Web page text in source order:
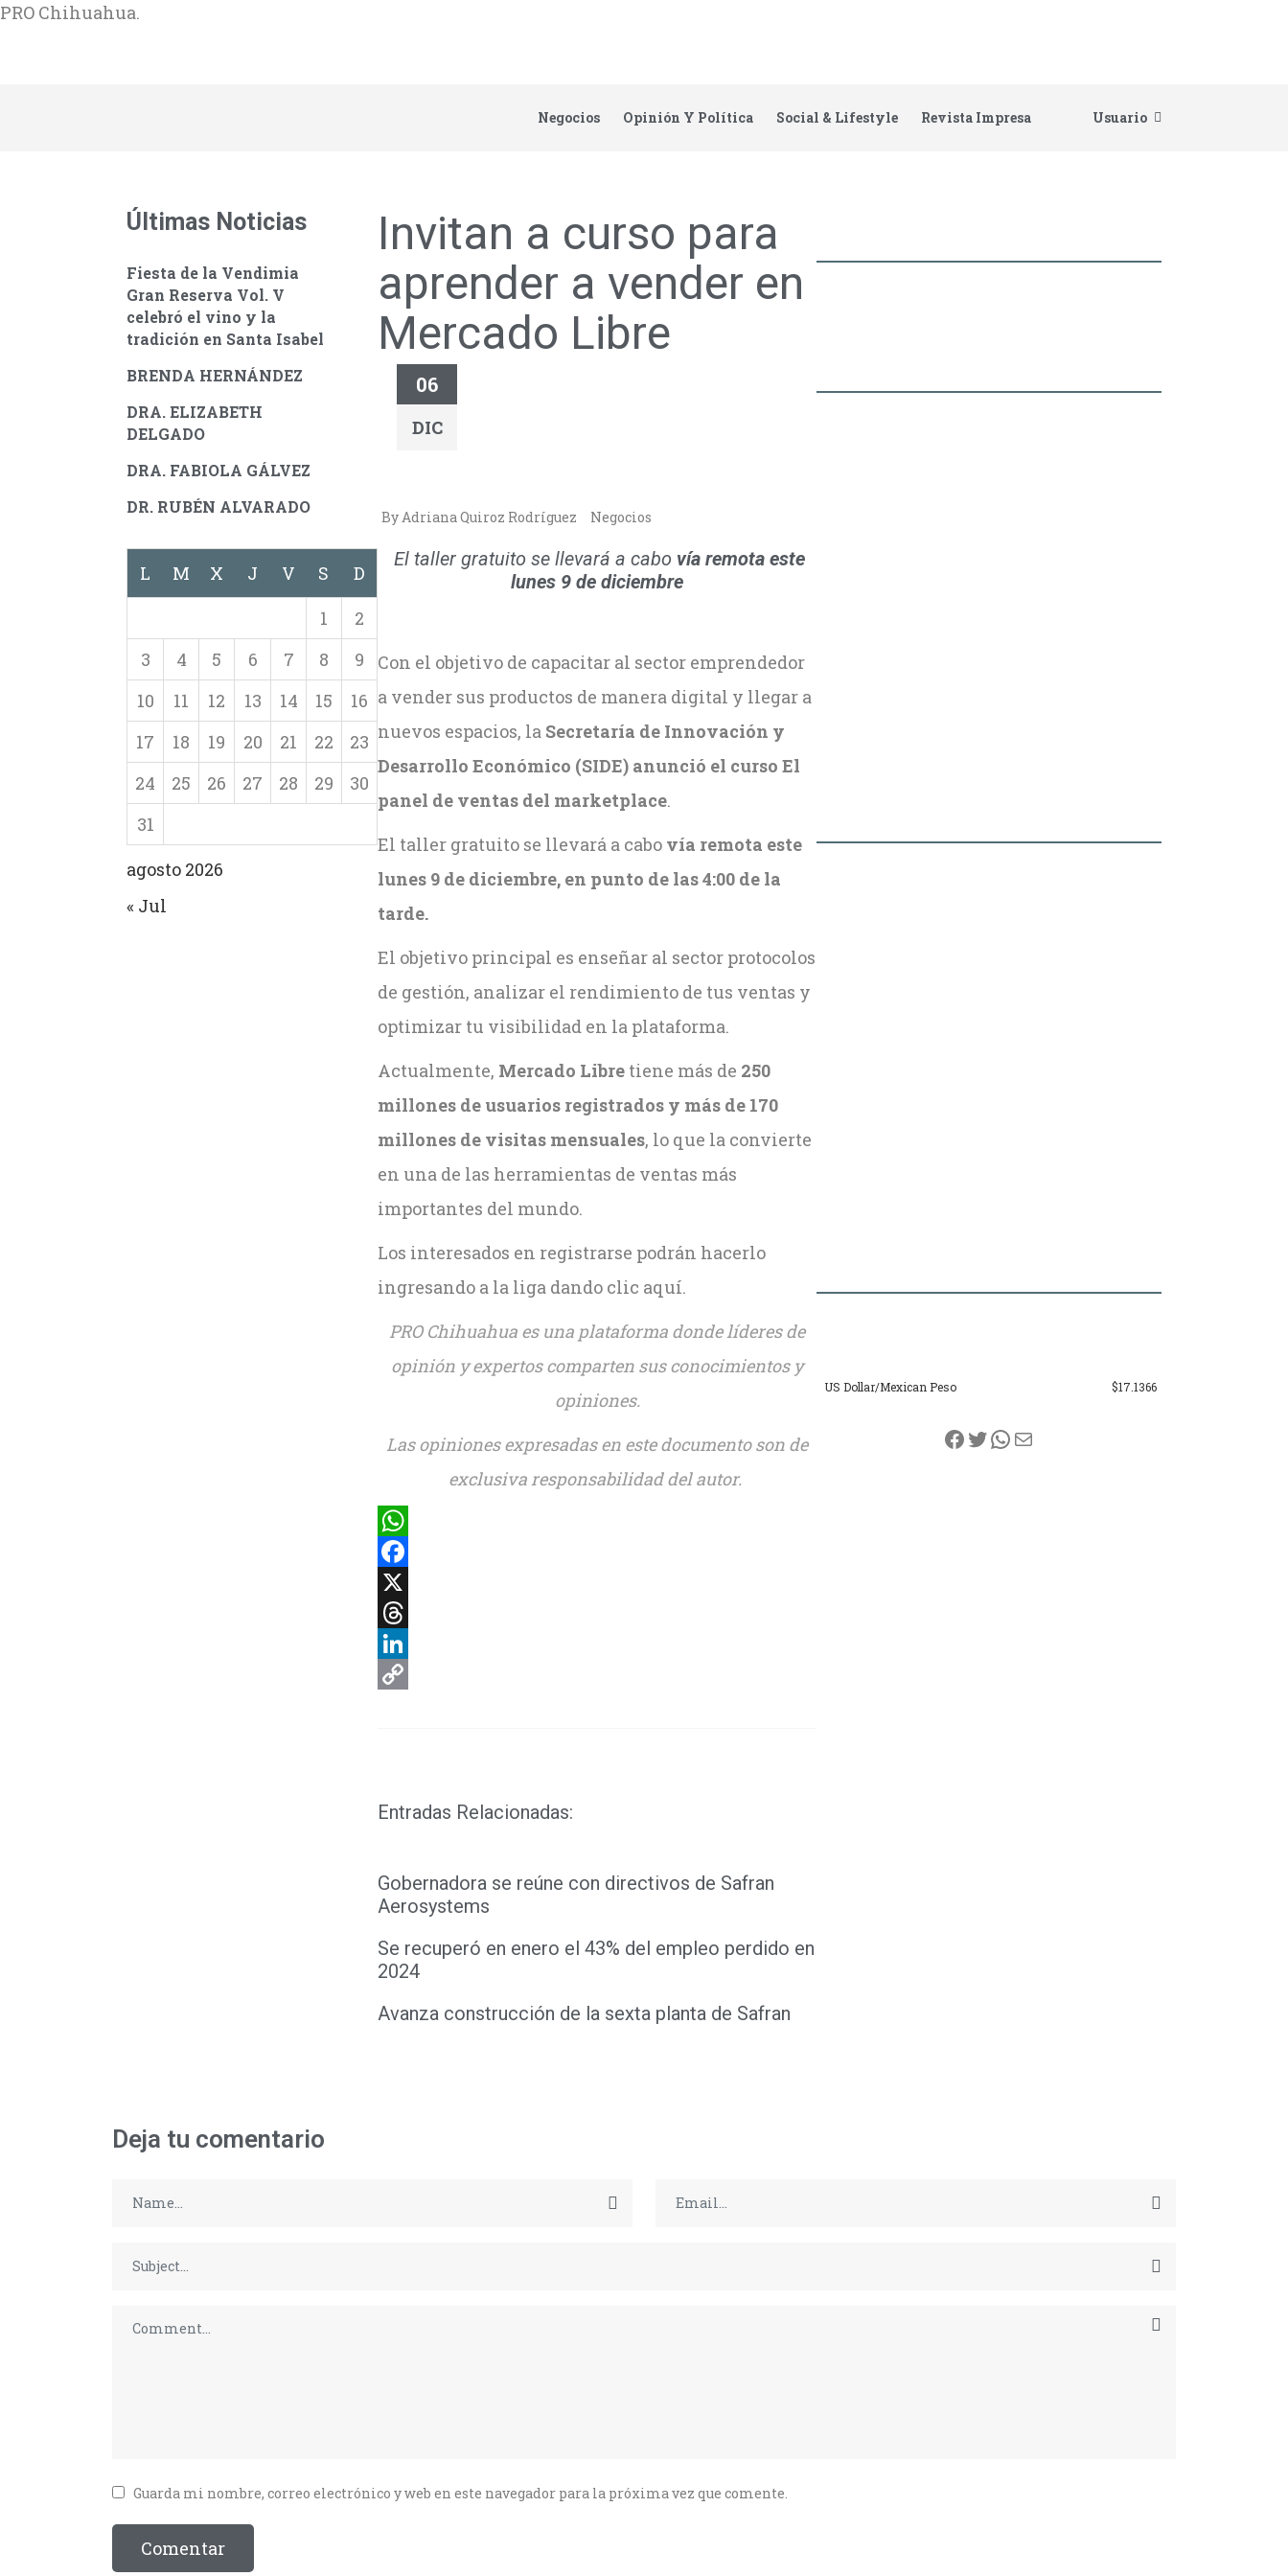
PRO Chihuahua.
Negocios Opinión Y Política Social & Lifestyle Revista Impresa Usuario
Últimas Noticias
Fiesta de la Vendimia
Gran Reserva Vol. V
celebró el vino y la
tradición en Santa Isabel
BRENDA HERNÁNDEZ
DRA. ELIZABETH
DELGADO
DRA. FABIOLA GÁLVEZ
DR. RUBÉN ALVARADO
agosto 2026
L M X J V S
D
1
2
3
4 5 6 7 8
9
10
11 12 13 14 15
16
17
18 19 20 21 22
23
24
25 26 27 28 29
30
31
« Jul
Invitan a curso para
aprender a vender en
Mercado Libre
06
DIC
By Adriana Quiroz Rodríguez Negocios
El taller gratuito se llevará a cabo vía remota este
lunes 9 de diciembre
Con el objetivo de capacitar al sector emprendedor
a vender sus productos de manera digital y llegar a
nuevos espacios, la Secretaría de Innovación y
Desarrollo Económico (SIDE) anunció el curso El
panel de ventas del marketplace.
El taller gratuito se llevará a cabo vía remota este
lunes 9 de diciembre, en punto de las 4:00 de la
tarde.
El objetivo principal es enseñar al sector protocolos
de gestión, analizar el rendimiento de tus ventas y
optimizar tu visibilidad en la plataforma.
Actualmente, Mercado Libre tiene más de 250
millones de usuarios registrados y más de 170
millones de visitas mensuales, lo que la convierte
en una de las herramientas de ventas más
importantes del mundo.
Los interesados en registrarse podrán hacerlo
ingresando a la liga dando clic aquí.
PRO Chihuahua es una plataforma donde líderes de
opinión y expertos comparten sus conocimientos y
opiniones.
Las opiniones expresadas en este documento son de
exclusiva responsabilidad del autor.
WhatsApp
Facebook
X
Threads
LinkedIn
Entradas Relacionadas:
Gobernadora se reúne con directivos de Safran
Aerosystems
Se recuperó en enero el 43% del empleo perdido en
2024
Avanza construcción de la sexta planta de Safran
US Dollar/Mexican Peso $17.1366
Facebook
Twitter
WhatsApp
Correo electrónico
Deja tu comentario
Guarda mi nombre, correo electrónico y web en este navegador para la próxima vez que comente.